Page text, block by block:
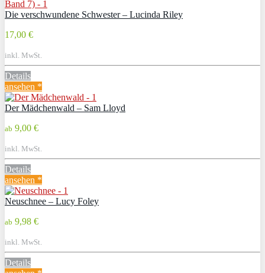
Die verschwundene Schwester – Lucinda Riley
17,00 €
inkl. MwSt.
Details
ansehen *
Der Mädchenwald – Sam Lloyd
ab 9,00 €
inkl. MwSt.
Details
ansehen *
Neuschnee – Lucy Foley
ab 9,98 €
inkl. MwSt.
Details